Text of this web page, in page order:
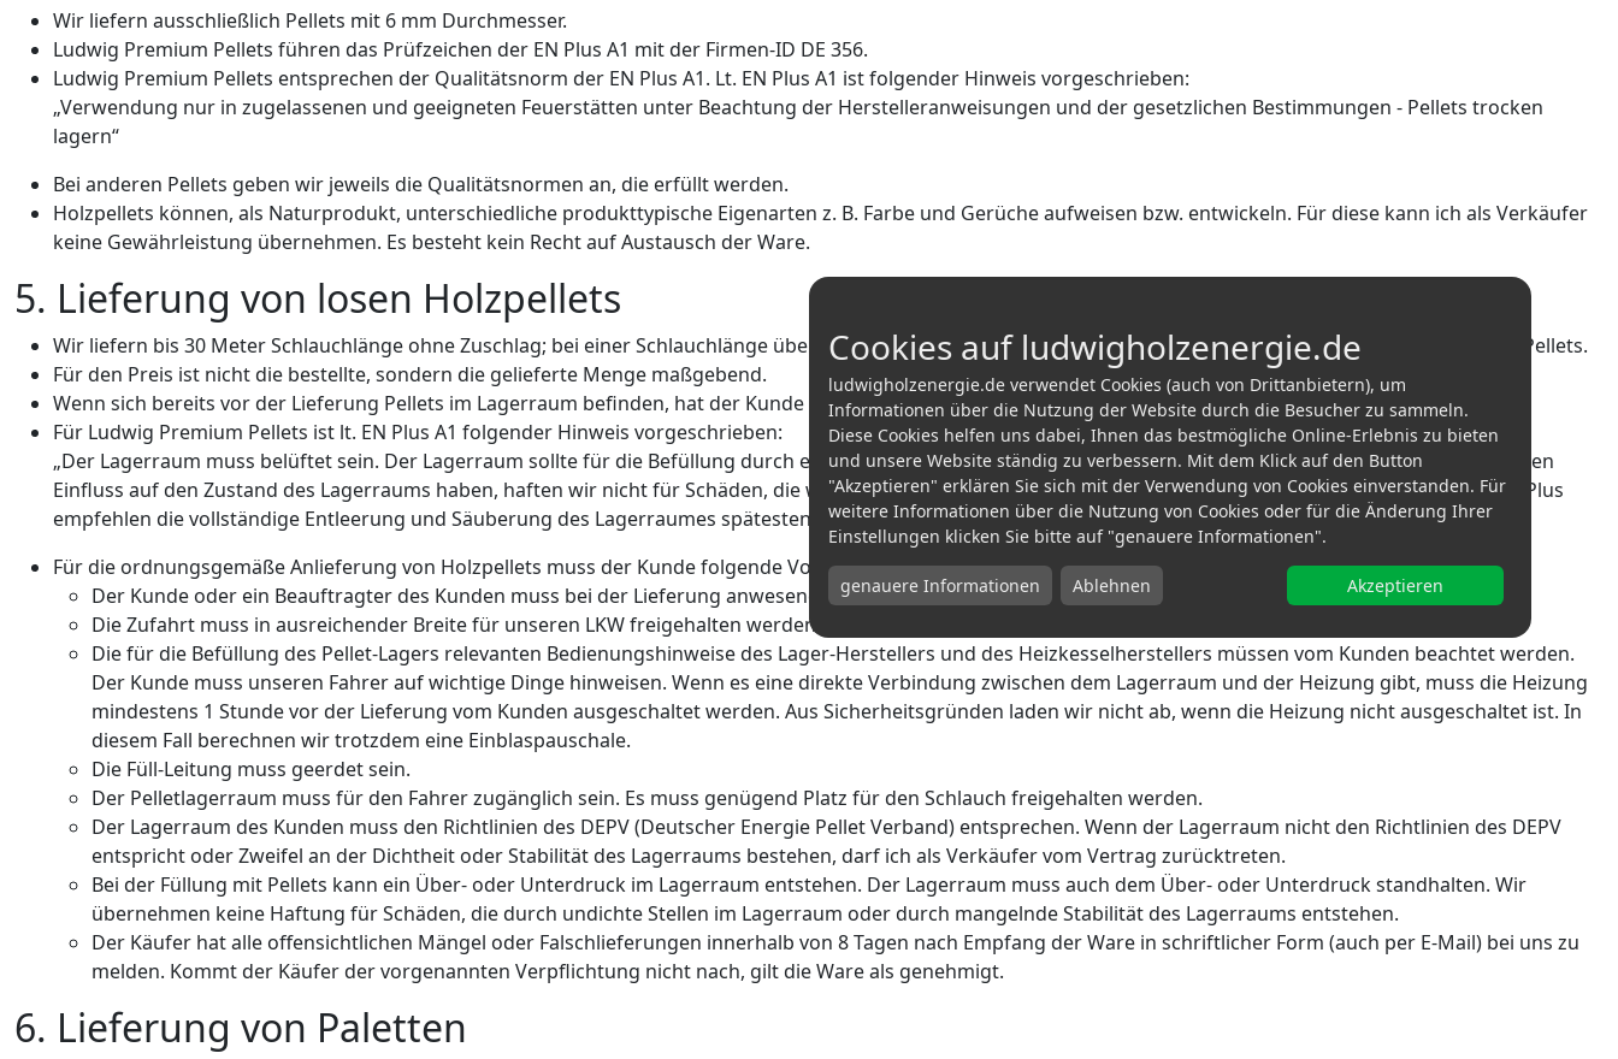
Wir liefern ausschließlich Pellets mit 6 mm Durchmesser.
Ludwig Premium Pellets führen das Prüfzeichen der EN Plus A1 mit der Firmen-ID DE 356.
Ludwig Premium Pellets entsprechen der Qualitätsnorm der EN Plus A1. Lt. EN Plus A1 ist folgender Hinweis vorgeschrieben:
„Verwendung nur in zugelassenen und geeigneten Feuerstätten unter Beachtung der Herstelleranweisungen und der gesetzlichen Bestimmungen - Pellets trocken
lagern“
Bei anderen Pellets geben wir jeweils die Qualitätsnormen an, die erfüllt werden.
Holzpellets können, als Naturprodukt, unterschiedliche produkttypische Eigenarten z. B. Farbe und Gerüche aufweisen bzw. entwickeln. Für diese kann ich als Verkäufer
keine Gewährleistung übernehmen. Es besteht kein Recht auf Austausch der Ware.
5. Lieferung von losen Holzpellets
Wir liefern bis 30 Meter Schlauchlänge ohne Zuschlag; bei einer Schlauchlänge über 30 m liefern wir mit Schlauchzuschlag und ohne Haftung für die Qualität der Pellets.
Für den Preis ist nicht die bestellte, sondern die gelieferte Menge maßgebend.
Wenn sich bereits vor der Lieferung Pellets im Lagerraum befinden, hat der Kunde kein Widerrufsrecht, weil sich die Ware vermischt.
Für Ludwig Premium Pellets ist lt. EN Plus A1 folgender Hinweis vorgeschrieben:
„Der Lagerraum muss belüftet sein. Der Lagerraum sollte für die Befüllung durch ein Silofahrzeug ausgelegt sein. Über- und Unterdruck sind möglich. Da wir keinen
Einfluss auf den Zustand des Lagerraums haben, haften wir nicht für Schäden, die während des Einfüllprozesses entstehen können. Die Verantwortlichen der EN Plus
empfehlen die vollständige Entleerung und Säuberung des Lagerraumes spätestens nach jeder zweiten Lieferung.“
Für die ordnungsgemäße Anlieferung von Holzpellets muss der Kunde folgende Vorbereitungen treffen:
Der Kunde oder ein Beauftragter des Kunden muss bei der Lieferung anwesend sein.
Die Zufahrt muss in ausreichender Breite für unseren LKW freigehalten werden.
Die für die Befüllung des Pellet-Lagers relevanten Bedienungshinweise des Lager-Herstellers und des Heizkesselherstellers müssen vom Kunden beachtet werden.
Der Kunde muss unseren Fahrer auf wichtige Dinge hinweisen. Wenn es eine direkte Verbindung zwischen dem Lagerraum und der Heizung gibt, muss die Heizung
mindestens 1 Stunde vor der Lieferung vom Kunden ausgeschaltet werden. Aus Sicherheitsgründen laden wir nicht ab, wenn die Heizung nicht ausgeschaltet ist. In
diesem Fall berechnen wir trotzdem eine Einblaspauschale.
Die Füll-Leitung muss geerdet sein.
Der Pelletlagerraum muss für den Fahrer zugänglich sein. Es muss genügend Platz für den Schlauch freigehalten werden.
Der Lagerraum des Kunden muss den Richtlinien des DEPV (Deutscher Energie Pellet Verband) entsprechen. Wenn der Lagerraum nicht den Richtlinien des DEPV
entspricht oder Zweifel an der Dichtheit oder Stabilität des Lagerraums bestehen, darf ich als Verkäufer vom Vertrag zurücktreten.
Bei der Füllung mit Pellets kann ein Über- oder Unterdruck im Lagerraum entstehen. Der Lagerraum muss auch dem Über- oder Unterdruck standhalten. Wir
übernehmen keine Haftung für Schäden, die durch undichte Stellen im Lagerraum oder durch mangelnde Stabilität des Lagerraums entstehen.
Der Käufer hat alle offensichtlichen Mängel oder Falschlieferungen innerhalb von 8 Tagen nach Empfang der Ware in schriftlicher Form (auch per E-Mail) bei uns zu
melden. Kommt der Käufer der vorgenannten Verpflichtung nicht nach, gilt die Ware als genehmigt.
6. Lieferung von Paletten
Cookies auf ludwigholzenergie.de
ludwigholzenergie.de verwendet Cookies (auch von Drittanbietern), um
Informationen über die Nutzung der Website durch die Besucher zu sammeln.
Diese Cookies helfen uns dabei, Ihnen das bestmögliche Online-Erlebnis zu bieten
und unsere Website ständig zu verbessern. Mit dem Klick auf den Button
"Akzeptieren" erklären Sie sich mit der Verwendung von Cookies einverstanden. Für
weitere Informationen über die Nutzung von Cookies oder für die Änderung Ihrer
Einstellungen klicken Sie bitte auf "genauere Informationen".
Akzeptieren
Ablehnen
genauere Informationen